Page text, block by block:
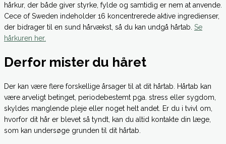
hårkur, der både giver styrke, fylde og samtidig er nem at anvende.
Cece of Sweden indeholder 16 koncentrerede aktive ingredienser,
der bidrager til en sund hårvækst, så du kan undgå hårtab. Se
hårkuren her.
Derfor mister du håret
Der kan være flere forskellige årsager til at dit hårtab. Hårtab kan
være arveligt betinget, periodebestemt pga. stress eller sygdom,
skyldes manglende pleje eller noget helt andet. Er du i tvivl om,
hvorfor dit hår er blevet så tyndt, kan du altid kontakte din læge,
som kan undersøge grunden til dit hårtab.